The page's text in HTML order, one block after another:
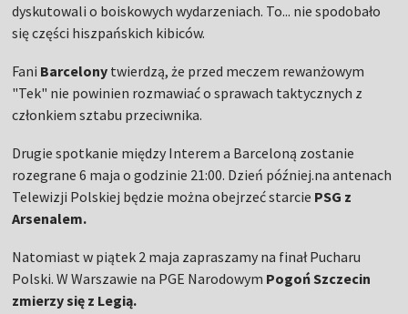
dyskutowali o boiskowych wydarzeniach. To... nie spodobało
się części hiszpańskich kibiców.
Fani Barcelony twierdzą, że przed meczem rewanżowym
"Tek" nie powinien rozmawiać o sprawach taktycznych z
członkiem sztabu przeciwnika.
Drugie spotkanie między Interem a Barceloną zostanie
rozegrane 6 maja o godzinie 21:00. Dzień później.na antenach
Telewizji Polskiej będzie można obejrzeć starcie PSG z
Arsenalem.
Natomiast w piątek 2 maja zapraszamy na finał Pucharu
Polski. W Warszawie na PGE Narodowym Pogoń Szczecin
zmierzy się z Legią.